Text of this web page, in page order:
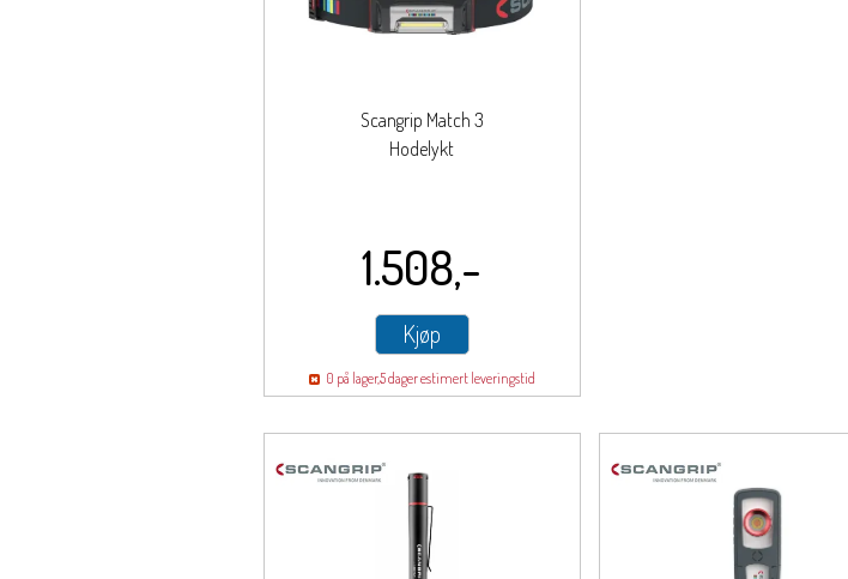
Scangrip Match 3
Hodelykt
1.508,-
Kjøp
0 på lager,5 dager estimert leveringstid